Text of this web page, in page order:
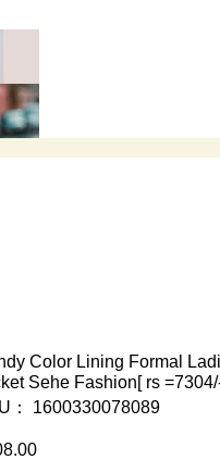
Color Lining Formal
Sehe Fashion[ rs
： 1600330078089
価